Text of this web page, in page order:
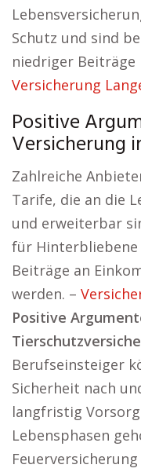
Schutz und sind
niedriger
Versicherung
Positive
Versicherung
Zahlreiche
Tarife, die an die
und erweiterbar
für Hinterbliebene
Beiträge an
werden. –
Positive
Berufseinsteiger
Sicherheit nach
langfristig
Lebensphasen